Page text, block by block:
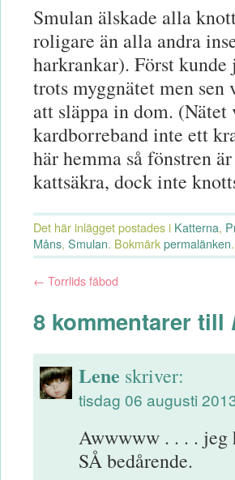
Smulan älskade alla
roligare än alla andra
harkrankar). Först
trots myggnätet men
att släppa in dom.
kardborreband inte ett
här hemma så fönstren
kattsäkra, dock inte
Det här inlägget postades i Katterna,
Måns, Smulan. Bokmärkpermalänken.
← Torrlids fäbod
8 kommentarer till
Lene skriver:
tisdag 06 augusti
Awwwww . . . . jeg
SÅ bedårende.